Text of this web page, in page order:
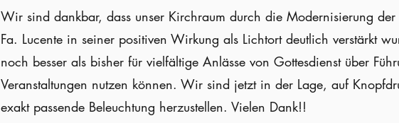
Wir sind dankbar, dass unser Kirchraum durch die Modernisierung
Fa. Lucente in seiner positiven Wirkung als Lichtort deutlich verstärkt
noch besser als bisher für vielfältige Anlässe von Gottesdienst über
Veranstaltungen nutzen können. Wir sind jetzt in der Lage, auf
exakt passende Beleuchtung herzustellen. Vielen Dank!!